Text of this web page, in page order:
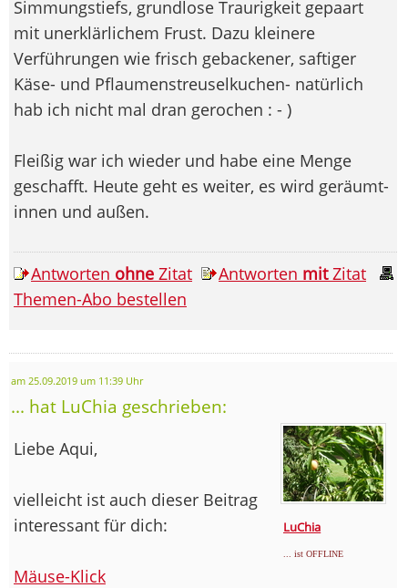
Simmungstiefs, grundlose Traurigkeit gepaart
mit unerklärlichem Frust. Dazu kleinere
Verführungen wie frisch gebackener, saftiger
Käse- und Pflaumenstreuselkuchen- natürlich
hab ich nicht mal dran gerochen : - )
Fleißig war ich wieder und habe eine Menge
geschafft. Heute geht es weiter, es wird geräumt-
innen und außen.
Antworten ohne Zitat Antworten mitZitat
Themen-Abo bestellen
am 25.09.2019 um 11:39 Uhr
... hat LuChia geschrieben:
LuChia
... ist OFFLINE
Liebe Aqui,
vielleicht ist auch dieser Beitrag
interessant für dich:
Mäuse-Klick